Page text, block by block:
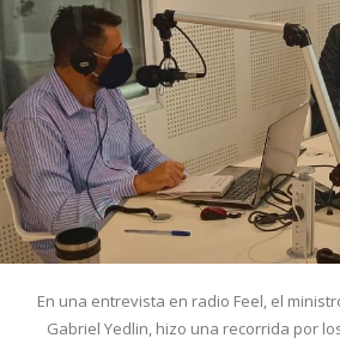
En una entrevista en radio Feel, el
Gabriel Yedlin, hizo una recorrida por